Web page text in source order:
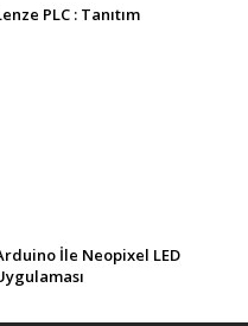
PLC : Tanıtım
İle Neopixel LED